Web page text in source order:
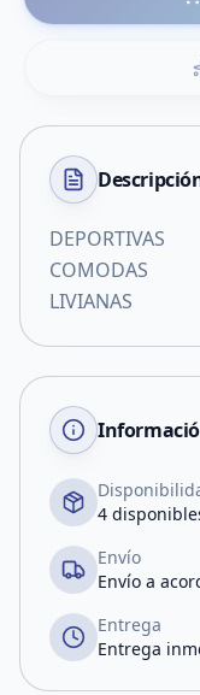
DEPORTIVAS
COMODAS
LIVIANAS
4
Envío
Envío a
Entrega
Entrega